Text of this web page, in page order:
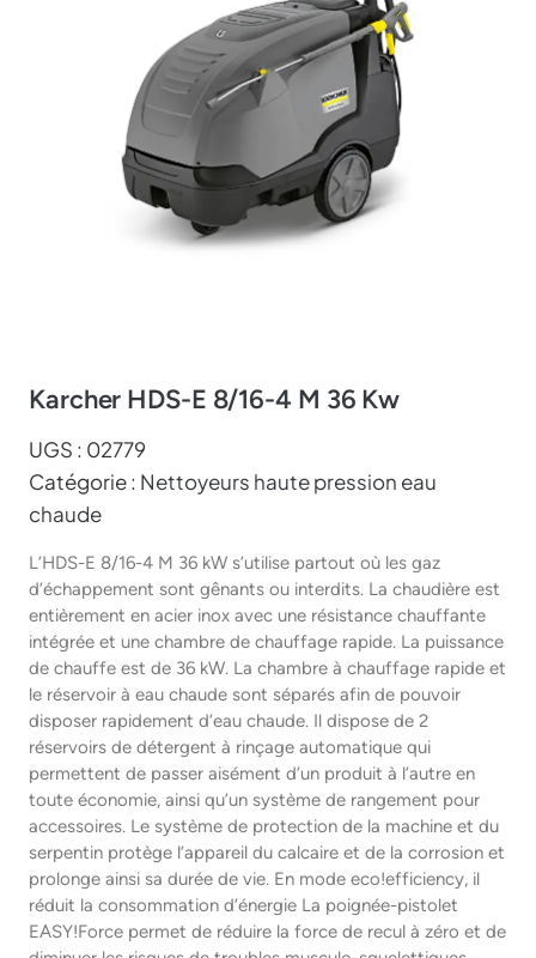
Karcher HDS-E 8/16-4 M 36 Kw
UGS : 02779
Catégorie : Nettoyeurs haute pression eau
chaude
L’HDS-E 8/16-4 M 36 kW s’utilise partout où les gaz
d’échappement sont gênants ou interdits. La chaudière est
entièrement en acier inox avec une résistance chauffante
intégrée et une chambre de chauffage rapide. La puissance
de chauffe est de 36 kW. La chambre à chauffage rapide et
le réservoir à eau chaude sont séparés afin de pouvoir
disposer rapidement d’eau chaude. Il dispose de 2
réservoirs de détergent à rinçage automatique qui
permettent de passer aisément d’un produit à l’autre en
toute économie, ainsi qu’un système de rangement pour
accessoires. Le système de protection de la machine et du
serpentin protège l’appareil du calcaire et de la corrosion et
prolonge ainsi sa durée de vie. En mode eco!efficiency, il
réduit la consommation d’énergie La poignée-pistolet
EASY!Force permet de réduire la force de recul à zéro et de